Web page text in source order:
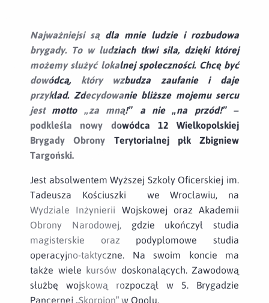
Najważniejsi są dla mnie ludzie i rozbudowa
brygady. To w ludziach tkwi siła, dzięki której
możemy służyć lokalnej społeczności. Chcę być
dowódcą, który wzbudza zaufanie i daje
przykład. Zdecydowanie bliższe mojemu sercu
jest motto „za mną!” a nie „na przód!” –
podkleśla nowy dowódca 12 Wielkopolskiej
Brygady Obrony Terytorialnej płk Zbigniew
Targoński.
Jest absolwentem Wyższej Szkoły Oficerskiej im.
Tadeusza Kościuszki we Wrocławiu, na
Wydziale Inżynierii Wojskowej oraz Akademii
Obrony Narodowej, gdzie ukończył studia
magisterskie oraz podyplomowe studia
operacyjno-taktyczne. Na swoim koncie ma
także wiele kursów doskonalących. Zawodową
służbę wojskową rozpoczął w 5. Brygadzie
Pancernej „Skorpion” w Opolu.